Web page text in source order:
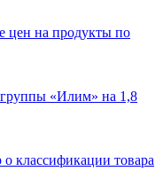
цен на продукты по
группы «Илим» на 1,8
классификации товара